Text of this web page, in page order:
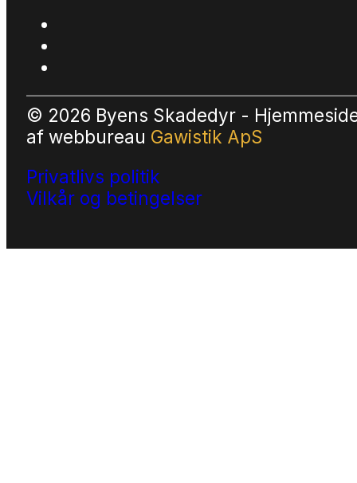
© 2026 Byens Skadedyr -
af webbureau Gawistik ApS
Privatlivs politik
Vilkår og betingelser